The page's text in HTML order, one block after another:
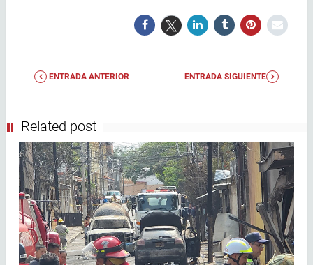
ENTRADA ANTERIOR ENTRADA SIGUIENTE
Related post